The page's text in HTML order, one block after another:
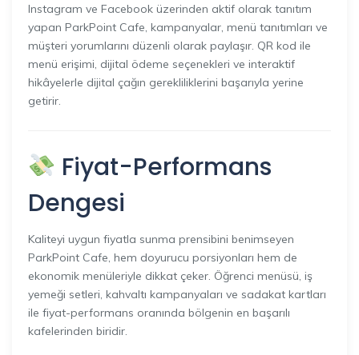
Instagram ve Facebook üzerinden aktif olarak tanıtım
yapan ParkPoint Cafe, kampanyalar, menü tanıtımları ve
müşteri yorumlarını düzenli olarak paylaşır. QR kod ile
menü erişimi, dijital ödeme seçenekleri ve interaktif
hikâyelerle dijital çağın gerekliliklerini başarıyla yerine
getirir.
Fiyat-Performans
Dengesi
Kaliteyi uygun fiyatla sunma prensibini benimseyen
ParkPoint Cafe, hem doyurucu porsiyonları hem de
ekonomik menüleriyle dikkat çeker. Öğrenci menüsü, iş
yemeği setleri, kahvaltı kampanyaları ve sadakat kartları
ile fiyat-performans oranında bölgenin en başarılı
kafelerinden biridir.